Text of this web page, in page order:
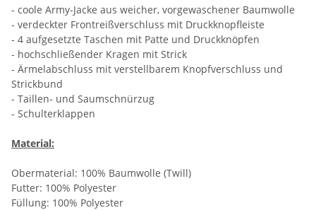
- coole Army-Jacke aus weicher, vorgewaschener Baumwolle
- verdeckter Frontreißverschluss mit Druckknopfleiste
- 4 aufgesetzte Taschen mit Patte und Druckknöpfen
- hochschließender Kragen mit Strick
- Ärmelabschluss mit verstellbarem Knopfverschluss und
Strickbund
- Taillen- und Saumschnürzug
- Schulterklappen
Material:
Obermaterial: 100% Baumwolle (Twill)
Futter: 100% Polyester
Füllung: 100% Polyester